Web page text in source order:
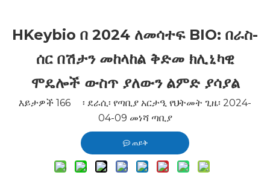
HKeybio በ 2024 ለመሳተፍ BIO: በራስ-
ሰር በሽታን መከላከል ቅድመ ክሊኒካዊ
ሞዴሎች ውስጥ ያለውን ልምድ ያሳያል
እይታዎች 166 ፡ ደራሲ፡ የጣቢያ አርታዒ የህትመት ጊዜ፡ 2024-
04-09 መነሻ ጣቢያ
ጠይቅ